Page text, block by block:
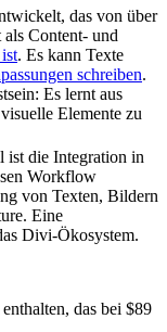
das von über
Content- und
. Es kann Texte
schreiben.
Es lernt aus
Elemente zu
ist die Integration in
Workflow
von Texten, Bildern
Eine
Divi-Ökosystem.
enthalten, das bei $89